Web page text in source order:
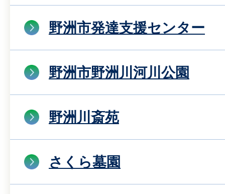
野洲市発達支援センター
野洲市野洲川河川公園
野洲川斎苑
さくら墓園